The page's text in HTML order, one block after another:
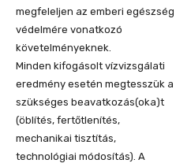
megfeleljen az emberi egészség
védelmére vonatkozó
követelményeknek.
Minden kifogásolt vízvizsgálati
eredmény esetén megtesszük a
szükséges beavatkozás(oka)t
(öblítés, fertőtlenítés,
mechanikai tisztítás,
technológiai módosítás). A